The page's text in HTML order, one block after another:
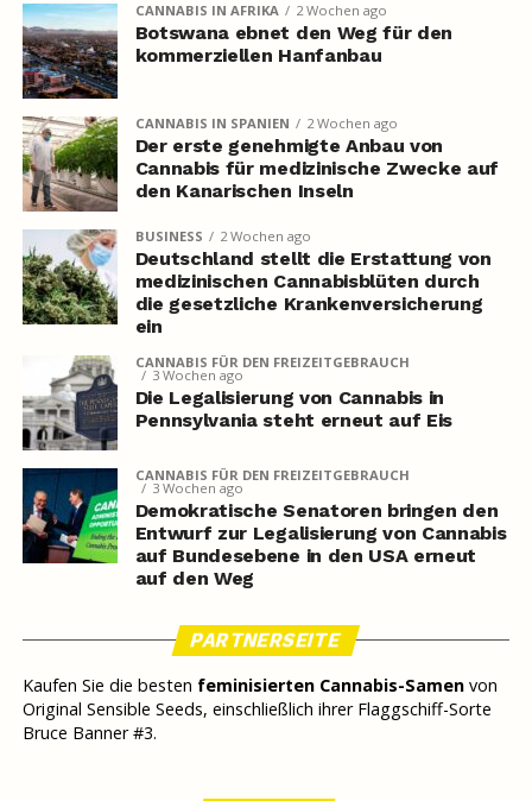
CANNABIS IN AFRIKA 2 Wochen ago
Botswana ebnet den Weg für den
kommerziellen Hanfanbau
CANNABIS IN SPANIEN 2 Wochen ago
Der erste genehmigte Anbau von
Cannabis für medizinische Zwecke auf
den Kanarischen Inseln
BUSINESS 2 Wochen ago
Deutschland stellt die Erstattung von
medizinischen Cannabisblüten durch
die gesetzliche Krankenversicherung
ein
CANNABIS FÜR DEN FREIZEITGEBRAUCH
3 Wochen ago
Die Legalisierung von Cannabis in
Pennsylvania steht erneut auf Eis
CANNABIS FÜR DEN FREIZEITGEBRAUCH
3 Wochen ago
Demokratische Senatoren bringen den
Entwurf zur Legalisierung von Cannabis
auf Bundesebene in den USA erneut
auf den Weg
PARTNERSEITE
Kaufen Sie die besten feminisierten Cannabis-Samenvon
Original Sensible Seeds, einschließlich ihrer Flaggschiff-Sorte
Bruce Banner #3.